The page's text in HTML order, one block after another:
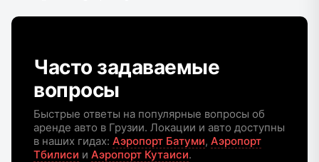
Часто задаваемые
вопросы
Быстрые ответы на популярные вопросы об
аренде авто в Грузии. Локации и авто доступны
в наших гидах: Аэропорт Батуми, Аэропорт
Тбилиси и Аэропорт Кутаиси.